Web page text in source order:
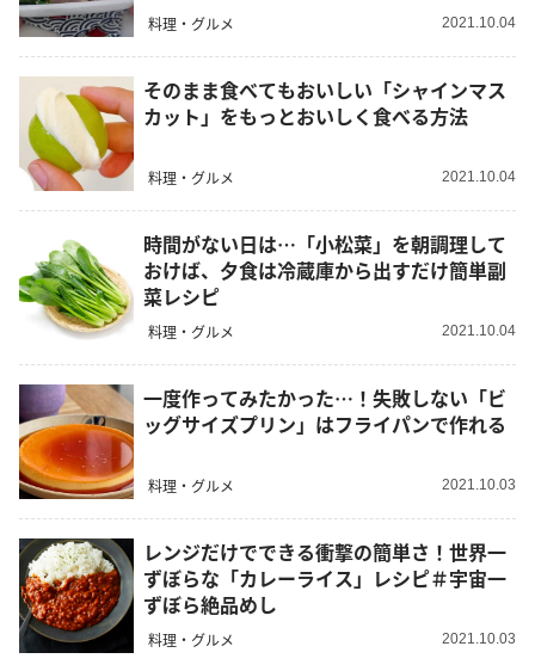
料理・グルメ 2021.10.04
そのまま食べてもおいしい「シャインマス
カット」をもっとおいしく食べる方法
料理・グルメ 2021.10.04
時間がない日は…「小松菜」を朝調理して
おけば、夕食は冷蔵庫から出すだけ簡単副
菜レシピ
料理・グルメ 2021.10.04
一度作ってみたかった…！失敗しない「ビ
ッグサイズプリン」はフライパンで作れる
料理・グルメ 2021.10.03
レンジだけでできる衝撃の簡単さ！世界一
ずぼらな「カレーライス」レシピ＃宇宙一
ずぼら絶品めし
料理・グルメ 2021.10.03